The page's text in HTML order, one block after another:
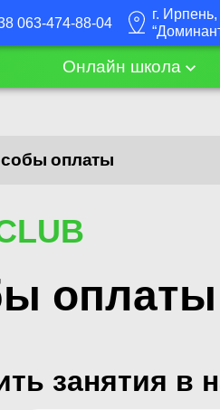
063-474-88-04
г.
Онлайн школа
оплаты
оплаты
занятия в